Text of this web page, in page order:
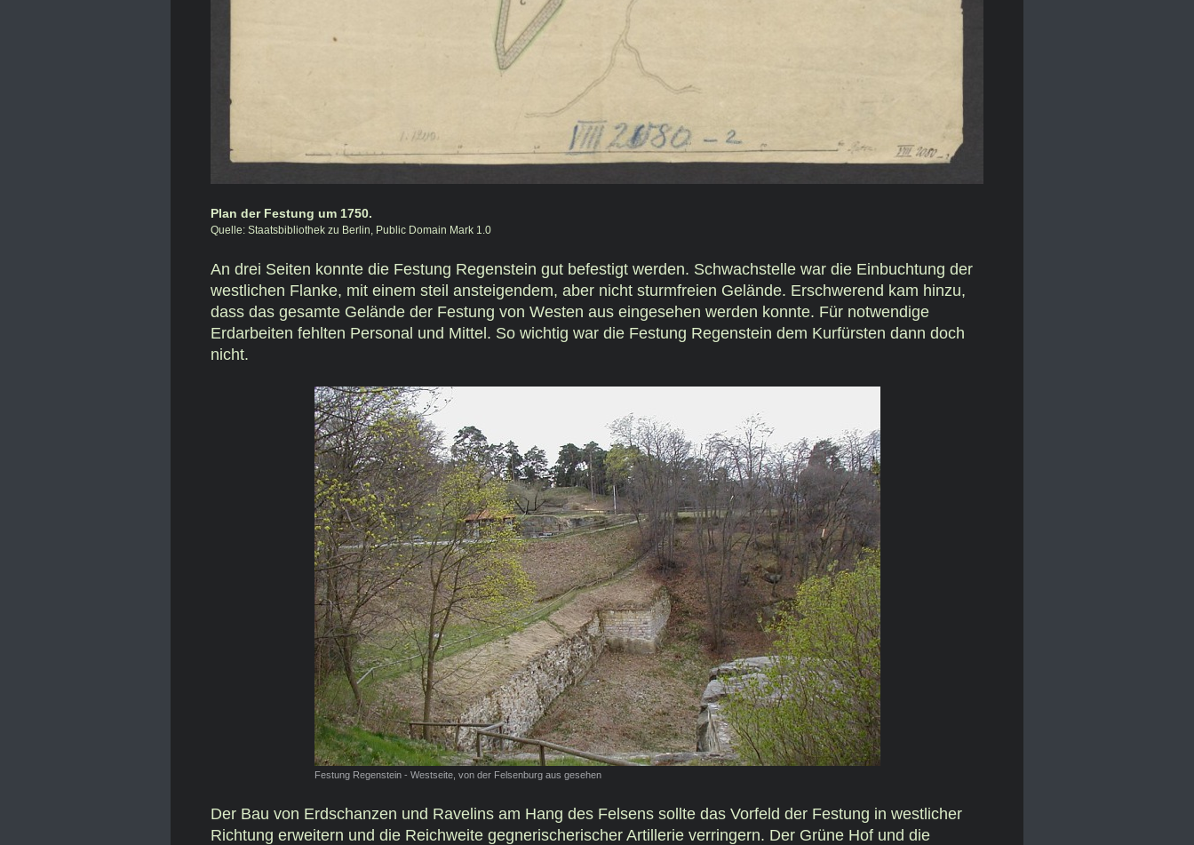
Plan der Festung um 1750.
Quelle: Staatsbibliothek zu Berlin, Public Domain Mark 1.0
An drei Seiten konnte die Festung Regenstein gut befestigt werden. Schwachstelle war die Einbuchtung der
westlichen Flanke, mit einem steil ansteigendem, aber nicht sturmfreien Gelände. Erschwerend kam hinzu,
dass das gesamte Gelände der Festung von Westen aus eingesehen werden konnte. Für notwendige
Erdarbeiten fehlten Personal und Mittel. So wichtig war die Festung Regenstein dem Kurfürsten dann doch
nicht.
Festung Regenstein - Westseite, von der Felsenburg aus gesehen
Der Bau von Erdschanzen und Ravelins am Hang des Felsens sollte das Vorfeld der Festung in westlicher
Richtung erweitern und die Reichweite gegnerischerischer Artillerie verringern. Der Grüne Hof und die